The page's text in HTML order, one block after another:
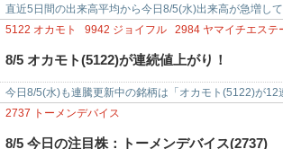
直近5日間の出来高平均から今日8/5(水)出来高が急増し
テックス(519…
5122 オカモト 9942 ジョイフル 2984 ヤマイチエステ
8/5 オカモト(5122)が連続値上がり！
今日8/5(水)も連騰更新中の銘柄は「オカモト(5122)が
連騰」…
2737 トーメンデバイス
8/5 今日の注目株：トーメンデバイス(2737)